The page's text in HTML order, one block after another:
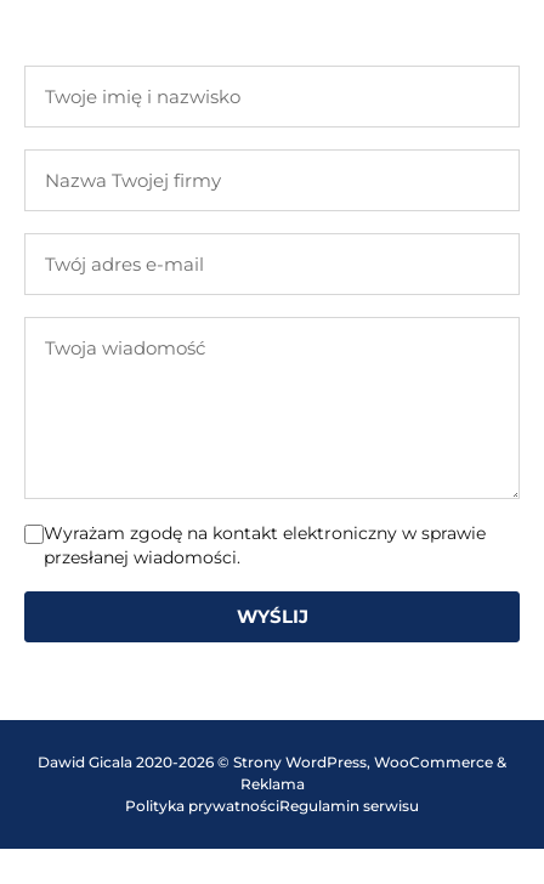
imię
nazwisko
Twojej
adres
mail
wiadomość
Wyrażam zgodę na kontakt elektroniczny w sprawie
przesłanej wiadomości.
WYŚLIJ
Dawid Gicala 2020-2026 © Strony WordPress, WooCommerce &
Reklama
Polityka prywatnościRegulamin serwisu